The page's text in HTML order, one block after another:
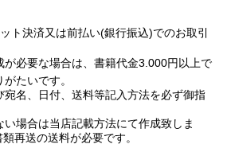
ト決済又は前払い(銀行振込)でのお取引
が必要な場合は、書籍代金3.000円以上で
たいです。
宛名、日付、送料等記入方法を必ず御指
場合は当店記載方法にて作成致しま
再送の送料が必要です。